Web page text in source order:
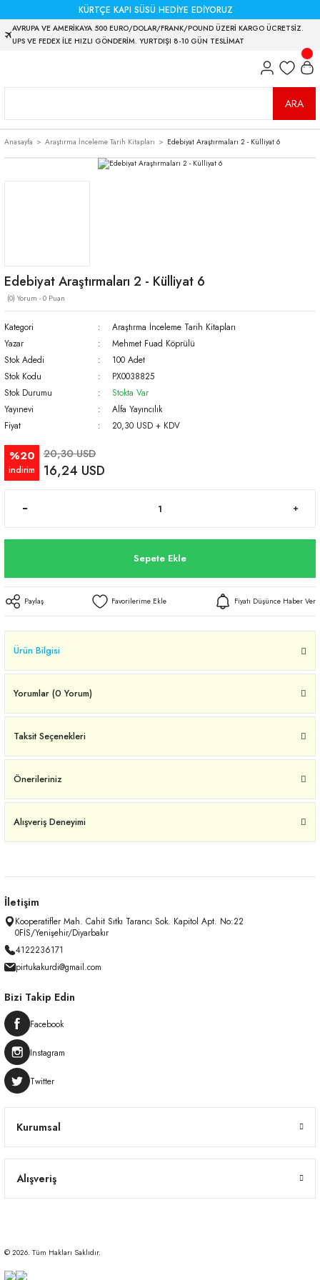
KÜRTÇE KAPI SÜSÜ HEDİYE EDİYORUZ
AVRUPA VE AMERİKAYA 500 EURO/DOLAR/FRANK/POUND ÜZERİ KARGO ÜCRETSİZ.
UPS VE FEDEX İLE HIZLI GÖNDERİM. YURTDIŞI 8-10 GÜN TESLİMAT
ARA
Anasayfa Araştırma İnceleme Tarih Kitapları Edebiyat Araştırmaları 2 - Külliyat 6
Edebiyat Araştırmaları 2 - Külliyat 6
(0) Yorum - 0 Puan
Kategori
Araştırma İnceleme Tarih Kitapları
Yazar
Mehmet Fuad Köprülü
Stok Adedi
100 Adet
Stok Kodu
PX0038825
Stok Durumu
Stokta Var
Yayınevi
Alfa Yayıncılık
Fiyat
20,30 USD + KDV
%20
indirim
20,30 USD
16,24 USD
Sepete Ekle
Paylaş Fiyatı Düşünce Haber Ver
Ürün Bilgisi
Yorumlar (0 Yorum)
Taksit Seçenekleri
Önerileriniz
Alışveriş Deneyimi
İletişim
Kooperatifler Mah. Cahit Sıtkı Tarancı Sok. Kapitol Apt. No:22
0FİS/Yenişehir/Diyarbakır
4122236171
pirtukakurdi@gmail.com
Kurumsal
Alışveriş
Bizi Takip Edin
Facebook
Instagram
Twitter
© 2026. Tüm Hakları Saklıdır.